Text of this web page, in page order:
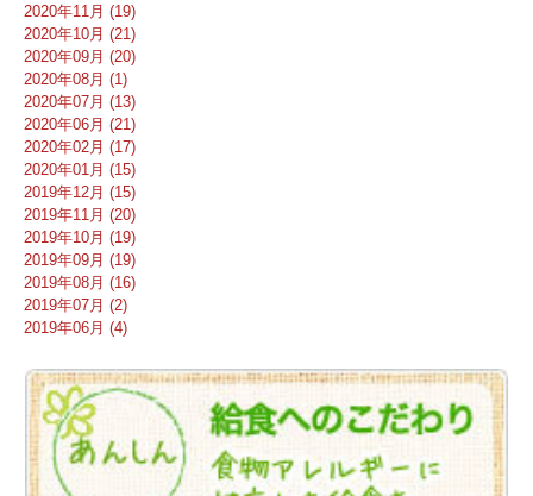
2020年11月 (19)
2020年10月 (21)
2020年09月 (20)
2020年08月 (1)
2020年07月 (13)
2020年06月 (21)
2020年02月 (17)
2020年01月 (15)
2019年12月 (15)
2019年11月 (20)
2019年10月 (19)
2019年09月 (19)
2019年08月 (16)
2019年07月 (2)
2019年06月 (4)